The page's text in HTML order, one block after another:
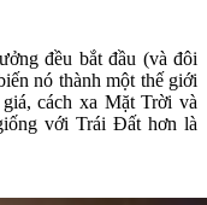
đều bắt đầu (và đôi
nó thành một thế giới
cách xa Mặt Trời và
với Trái Đất hơn là